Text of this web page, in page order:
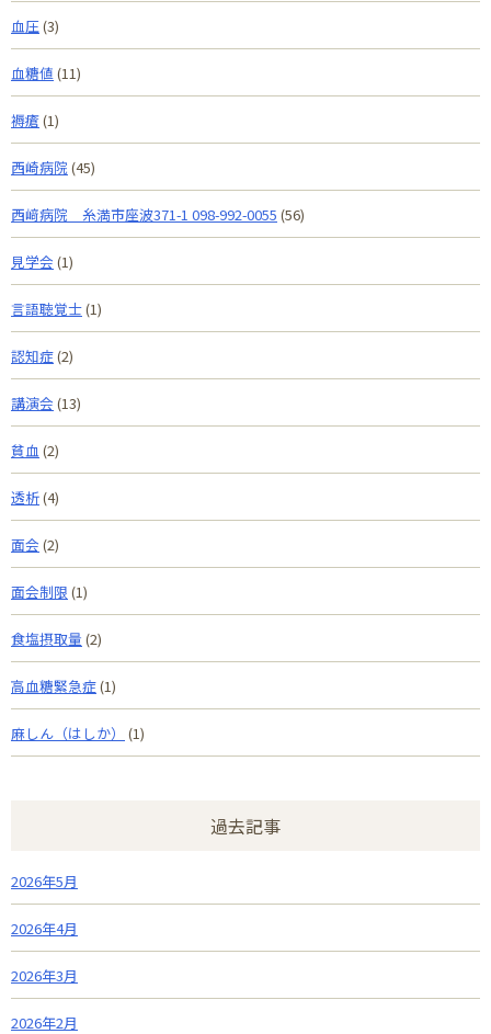
血圧 (3)
血糖値 (11)
褥瘡(1)
西崎病院 (45)
西﨑病院 糸満市座波371-1 098-992-0055 (56)
見学会 (1)
言語聴覚士(1)
認知症(2)
講演会 (13)
貧血 (2)
透析(4)
面会 (2)
面会制限 (1)
食塩摂取量 (2)
高血糖緊急症(1)
麻しん（はしか） (1)
過去記事
2026年5月
2026年4月
2026年3月
2026年2月